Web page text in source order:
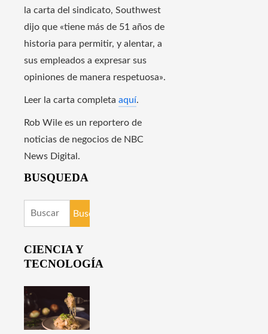
la carta del sindicato, Southwest
dijo que «tiene más de 51 años de
historia para permitir, y alentar, a
sus empleados a expresar sus
opiniones de manera respetuosa».
Leer la carta completa aquí.
Rob Wile es un reportero de
noticias de negocios de NBC
News Digital.
BUSQUEDA
Buscar:
CIENCIA Y
TECNOLOGÍA